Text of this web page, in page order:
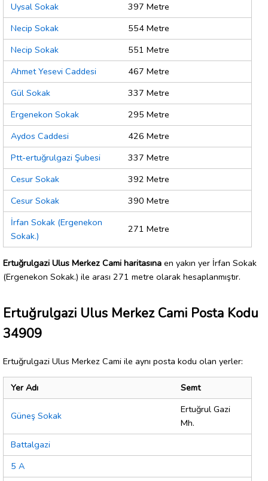
Uysal Sokak
397 Metre
Necip Sokak
554 Metre
Necip Sokak
551 Metre
Ahmet Yesevi Caddesi
467 Metre
Gül Sokak
337 Metre
Ergenekon Sokak
295 Metre
Aydos Caddesi
426 Metre
Ptt-ertuğrulgazi Şubesi
337 Metre
Cesur Sokak
392 Metre
Cesur Sokak
390 Metre
İrfan Sokak (Ergenekon
Sokak.)
271 Metre
Ertuğrulgazi Ulus Merkez Cami haritasına en yakın yer İrfan Sokak
(Ergenekon Sokak.) ile arası 271 metre olarak hesaplanmıştır.
Ertuğrulgazi Ulus Merkez Cami Posta Kodu
34909
Ertuğrulgazi Ulus Merkez Cami ile aynı posta kodu olan yerler:
Yer Adı Semt
Güneş Sokak
Ertuğrul Gazi
Mh.
Battalgazi
5 A